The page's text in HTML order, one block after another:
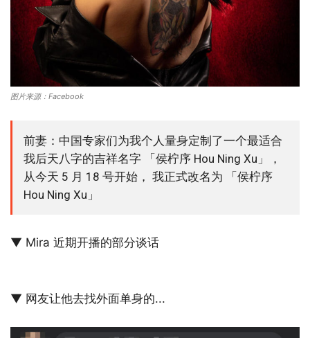
图片来源：Facebook
前妻：中国专家们为我个人量身定制了一个最适合
我后天八字的吉祥名字 「侯柠序 Hou Ning Xu」，
从今天 5 月 18 号开始， 我正式改名为 「侯柠序
Hou Ning Xu」
▼ Mira 近期开播的部分谈话
▼ 网友让他去找外面单身的...